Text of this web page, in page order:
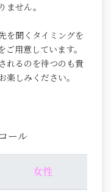
ません。
を聞くタイミングを
用意しています。
れるのを待つのも貴
楽しみください。
ール
女性